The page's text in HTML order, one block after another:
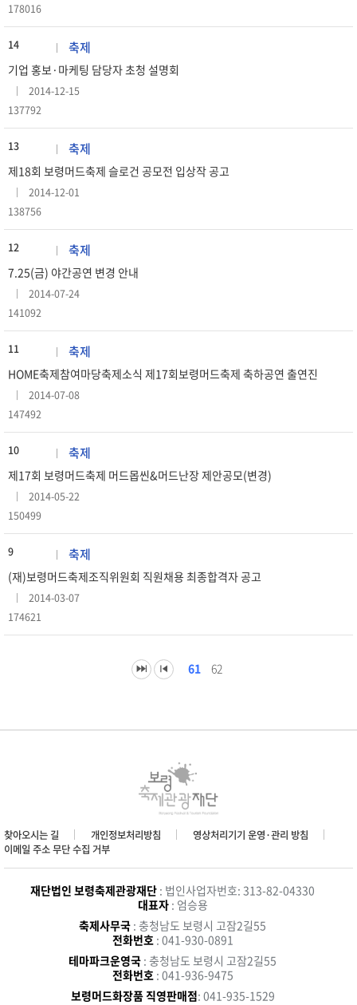
178016
14 축제
기업 홍보·마케팅 담당자 초청 설명회
2014-12-15
137792
13 축제
제18회 보령머드축제 슬로건 공모전 입상작 공고
2014-12-01
138756
12 축제
7.25(금) 야간공연 변경 안내
2014-07-24
141092
11 축제
HOME축제참여마당축제소식 제17회보령머드축제 축하공연 출연진
2014-07-08
147492
10 축제
제17회 보령머드축제 머드몹씬&머드난장 제안공모(변경)
2014-05-22
150499
9 축제
(재)보령머드축제조직위원회 직원채용 최종합격자 공고
2014-03-07
174621
61 62
찾아오시는 길 개인정보처리방침
영상처리기기 운영·관리 방침
이메일 주소 무단 수집 거부
재단법인 보령축제관광재단 : 법인사업자번호: 313-82-04330
대표자: 엄승용
축제사무국 : 충청남도 보령시 고잠2길55
전화번호 : 041-930-0891
테마파크운영국 : 충청남도 보령시 고잠2길55
전화번호 : 041-936-9475
보령머드화장품 직영판매점: 041-935-1529